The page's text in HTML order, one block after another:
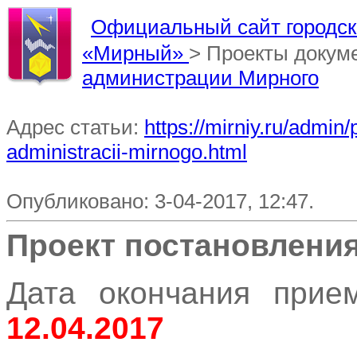
Официальный сайт
«Мирный» > Проекты
администрации Мирного
Адрес статьи: https://mirniy.ru/
administracii-mirnogo.html
Опубликовано: 3-04-2017, 12:47.
Проект
Дата окончания
12.04.2017